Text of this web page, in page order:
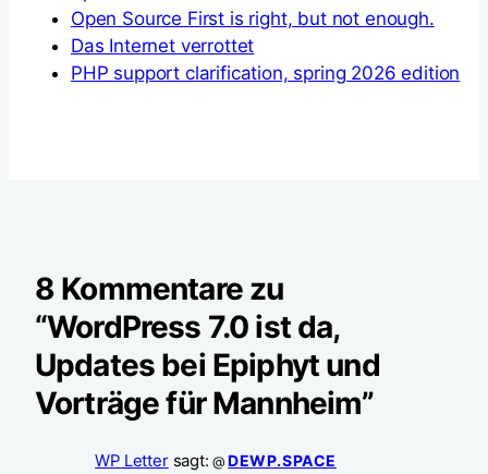
Open Source First is right, but not enough.
Das Internet verrottet
PHP support clarification, spring 2026 edition
8 Kommentare zu
“WordPress 7.0 ist da,
Updates bei Epiphyt und
Vorträge für Mannheim”
WP Letter sagt: @ DEWP.SPACE